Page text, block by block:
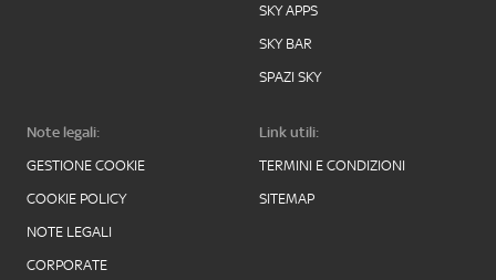
SKY APPS
SKY BAR
SPAZI SKY
Note legali:
GESTIONE COOKIE
COOKIE POLICY
NOTE LEGALI
CORPORATE
Link utili:
TERMINI E CONDIZIONI
SITEMAP